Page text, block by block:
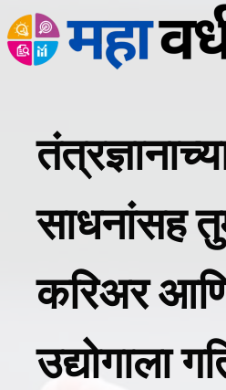
Skip
to
साधनांसह
करिअर
उद्योगाला